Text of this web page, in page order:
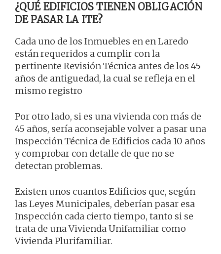
¿QUÉ EDIFICIOS TIENEN OBLIGACIÓN
DE PASAR LA ITE?
Cada uno de los Inmuebles en en Laredo
están requeridos a cumplir con la
pertinente Revisión Técnica antes de los 45
años de antiguedad, la cual se refleja en el
mismo registro
Por otro lado, si es una vivienda con más de
45 años, sería aconsejable volver a pasar una
Inspección Técnica de Edificios cada 10 años
y comprobar con detalle de que no se
detectan problemas.
Existen unos cuantos Edificios que, según
las Leyes Municipales, deberían pasar esa
Inspección cada cierto tiempo, tanto si se
trata de una Vivienda Unifamiliar como
Vivienda Plurifamiliar.